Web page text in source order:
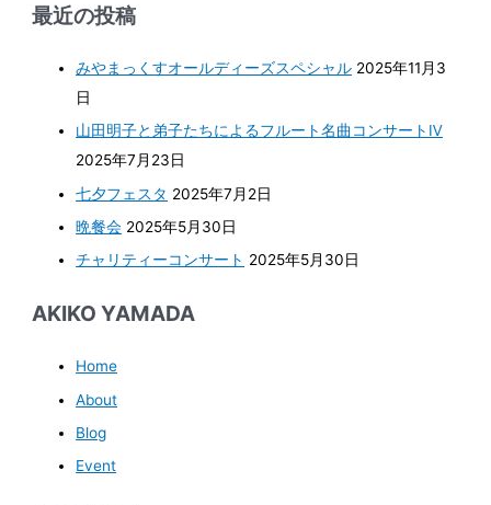
最近の投稿
みやまっくすオールディーズスペシャル 2025年11月3
日
山田明子と弟子たちによるフルート名曲コンサートⅣ
2025年7月23日
七夕フェスタ 2025年7月2日
晩餐会 2025年5月30日
チャリティーコンサート 2025年5月30日
AKIKO YAMADA
Home
About
Blog
Event